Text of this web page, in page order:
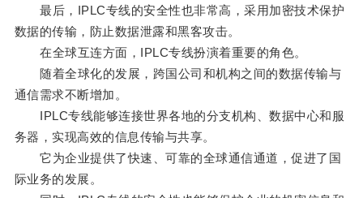
最后，IPLC专线的安全性也非常高，采用加密技术保护
数据的传输，防止数据泄露和黑客攻击。
在全球互连方面，IPLC专线扮演着重要的角色。
随着全球化的发展，跨国公司和机构之间的数据传输与
通信需求不断增加。
IPLC专线能够连接世界各地的分支机构、数据中心和服
务器，实现高效的信息传输与共享。
它为企业提供了快速、可靠的全球通信通道，促进了国
际业务的发展。